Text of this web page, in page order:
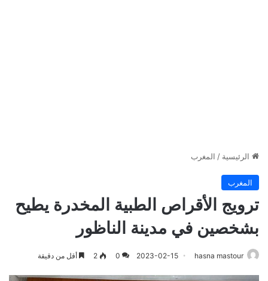
الرئيسية / المغرب
المغرب
ترويج الأقراص الطبية المخدرة يطيح
بشخصين في مدينة الناظور
hasna mastour
2023-02-15
0
2 أقل من دقيقة